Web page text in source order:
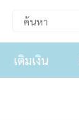
เติมเงิน